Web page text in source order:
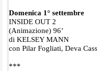
Domenica 1° settembre
INSIDE OUT 2
(Animazione) 96’
di KELSEY MANN
con Pilar Fogliati, Deva
***